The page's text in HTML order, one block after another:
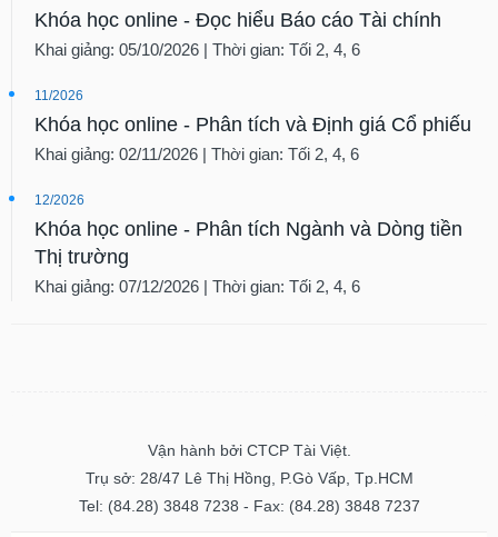
Khóa học online - Đọc hiểu Báo cáo Tài chính
Khai giảng: 05/10/2026 | Thời gian: Tối 2, 4, 6
11/2026
Khóa học online - Phân tích và Định giá Cổ phiếu
Khai giảng: 02/11/2026 | Thời gian: Tối 2, 4, 6
12/2026
Khóa học online - Phân tích Ngành và Dòng tiền
Thị trường
Khai giảng: 07/12/2026 | Thời gian: Tối 2, 4, 6
Vận hành bởi CTCP Tài Việt.
Trụ sở: 28/47 Lê Thị Hồng, P.Gò Vấp, Tp.HCM
Tel: (84.28) 3848 7238 - Fax: (84.28) 3848 7237